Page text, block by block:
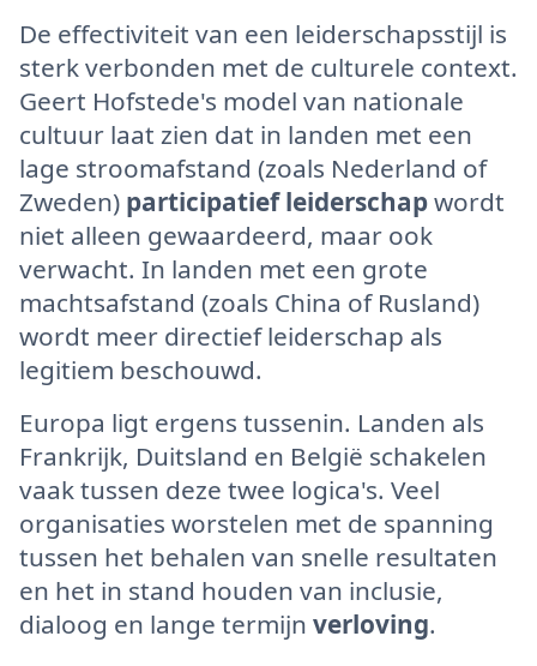
De effectiviteit van een leiderschapsstijl is
sterk verbonden met de culturele context.
Geert Hofstede's model van nationale
cultuur laat zien dat in landen met een
lage stroomafstand (zoals Nederland of
Zweden) participatief leiderschapwordt
niet alleen gewaardeerd, maar ook
verwacht. In landen met een grote
machtsafstand (zoals China of Rusland)
wordt meer directief leiderschap als
legitiem beschouwd.
Europa ligt ergens tussenin. Landen als
Frankrijk, Duitsland en België schakelen
vaak tussen deze twee logica's. Veel
organisaties worstelen met de spanning
tussen het behalen van snelle resultaten
en het in stand houden van inclusie,
dialoog en lange termijn verloving.